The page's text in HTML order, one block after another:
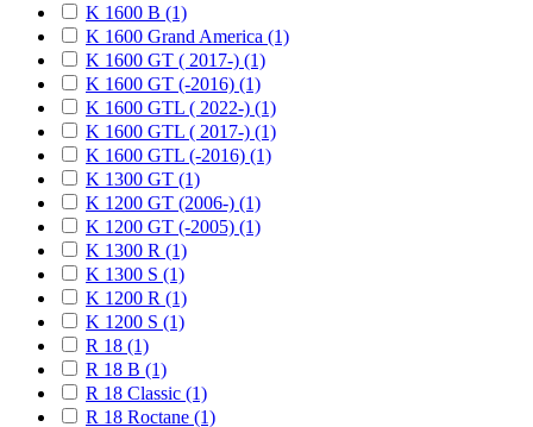
K 1600 B (1)
K 1600 Grand America (1)
K 1600 GT ( 2017-) (1)
K 1600 GT (-2016) (1)
K 1600 GTL ( 2022-) (1)
K 1600 GTL ( 2017-) (1)
K 1600 GTL (-2016) (1)
K 1300 GT (1)
K 1200 GT (2006-) (1)
K 1200 GT (-2005) (1)
K 1300 R (1)
K 1300 S (1)
K 1200 R (1)
K 1200 S (1)
R 18 (1)
R 18 B (1)
R 18 Classic (1)
R 18 Roctane (1)